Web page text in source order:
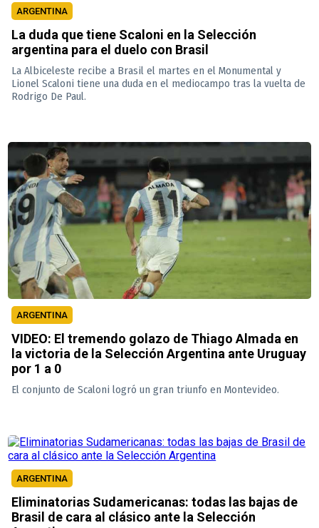
ARGENTINA
La duda que tiene Scaloni en la Selección
argentina para el duelo con Brasil
La Albiceleste recibe a Brasil el martes en el Monumental y
Lionel Scaloni tiene una duda en el mediocampo tras la vuelta de
Rodrigo De Paul.
ARGENTINA
VIDEO: El tremendo golazo de Thiago Almada en
la victoria de la Selección Argentina ante Uruguay
por 1 a 0
El conjunto de Scaloni logró un gran triunfo en Montevideo.
ARGENTINA
Eliminatorias Sudamericanas: todas las bajas de
Brasil de cara al clásico ante la Selección